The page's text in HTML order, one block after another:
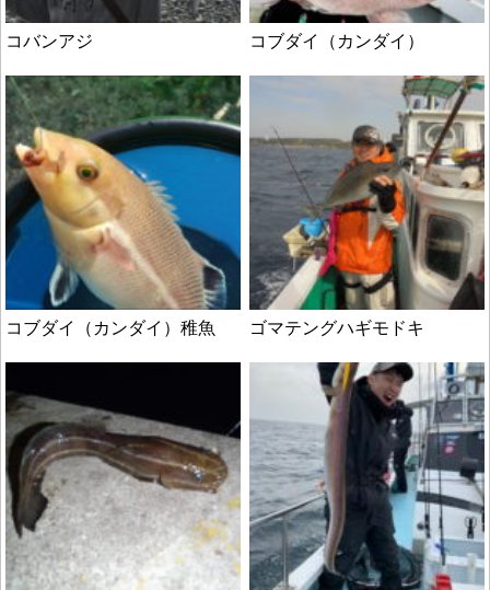
コバンアジ コブダイ（カンダイ）
コブダイ（カンダイ）稚魚 ゴマテングハギモドキ